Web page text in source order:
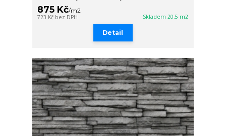
875 Kč/m2
723 Kč bez DPH Skladem 20.5 m2
Detail